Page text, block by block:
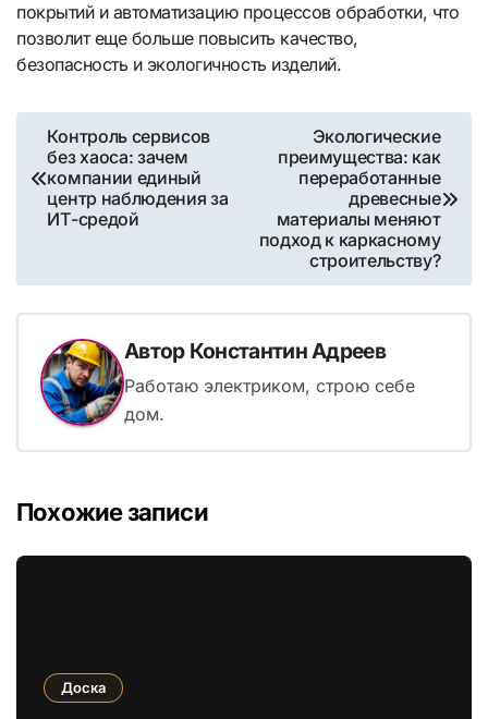
покрытий и автоматизацию процессов обработки, что
позволит еще больше повысить качество,
безопасность и экологичность изделий.
Навигация
по
записям
Контроль сервисов
без хаоса: зачем
компании единый
центр наблюдения за
ИТ-средой
Экологические
преимущества: как
переработанные
древесные
материалы меняют
подход к каркасному
строительству?
Автор Константин Адреев
Работаю электриком, строю себе
дом.
Похожие записи
Доска